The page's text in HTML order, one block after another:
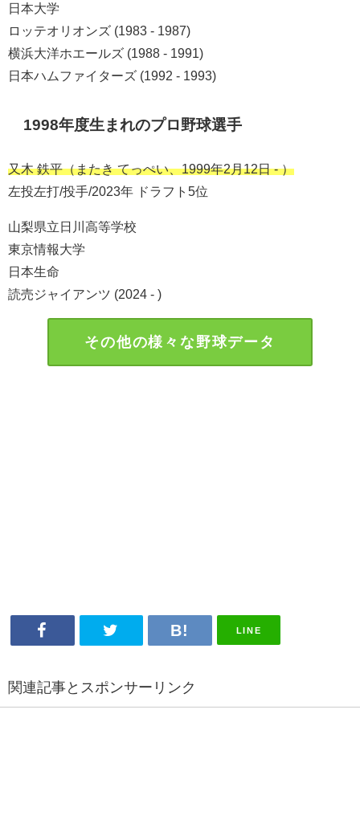
日本大学
ロッテオリオンズ (1983 - 1987)
横浜大洋ホエールズ (1988 - 1991)
日本ハムファイターズ (1992 - 1993)
1998年度生まれのプロ野球選手
又木 鉄平（またき てっぺい、1999年2月12日 - ）
左投左打/投手/2023年 ドラフト5位
山梨県立日川高等学校
東京情報大学
日本生命
読売ジャイアンツ (2024 - )
その他の様々な野球データ
LINE
関連記事とスポンサーリンク